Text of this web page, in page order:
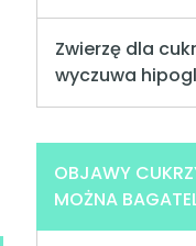
Zwierzę dla
wyczuwa
OBJAWY
MOŻNA